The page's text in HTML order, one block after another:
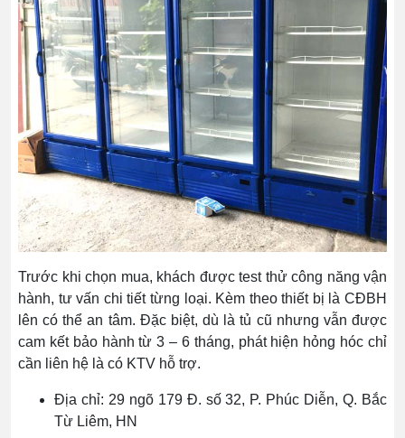
Trước khi chọn mua, khách được test thử công năng vận
hành, tư vấn chi tiết từng loại. Kèm theo thiết bị là CĐBH
lên có thể an tâm. Đặc biệt, dù là tủ cũ nhưng vẫn được
cam kết bảo hành từ 3 – 6 tháng, phát hiện hỏng hóc chỉ
cần liên hệ là có KTV hỗ trợ.
Địa chỉ: 29 ngõ 179 Đ. số 32, P. Phúc Diễn, Q. Bắc
Từ Liêm, HN